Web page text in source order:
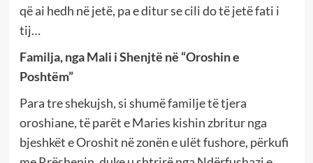
që ai hedh në jetë, pa e ditur se cili do të jetë fati i
tij…
Familja, nga Mali i Shenjtë në “Oroshin e
Poshtëm”
Para tre shekujsh, si shumë familje të tjera
oroshiane, të parët e Maries kishin zbritur nga
bjeshkët e Oroshit në zonën e ulët fushore, përkufi